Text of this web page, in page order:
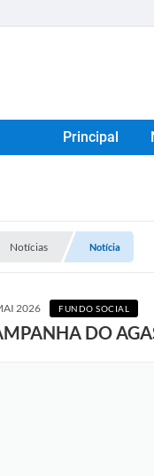
Principal
Notícias Notícia
2026 FUNDO SOCIAL
DO